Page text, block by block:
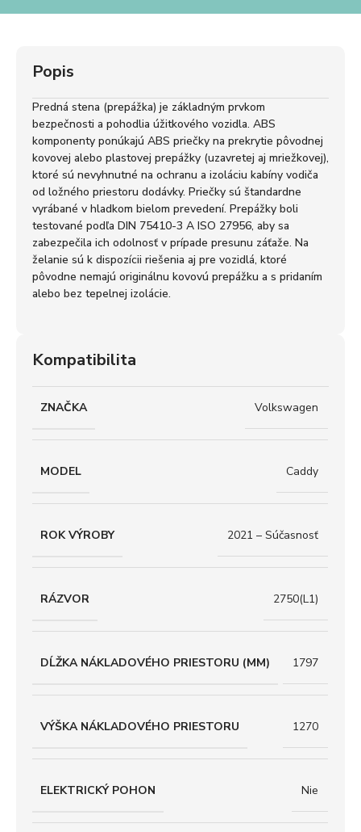
Popis
Predná stena (prepážka) je základným prvkom
bezpečnosti a pohodlia úžitkového vozidla. ABS
komponenty ponúkajú ABS priečky na prekrytie pôvodnej
kovovej alebo plastovej prepážky (uzavretej aj mriežkovej),
ktoré sú nevyhnutné na ochranu a izoláciu kabíny vodiča
od ložného priestoru dodávky. Priečky sú štandardne
vyrábané v hladkom bielom prevedení. Prepážky boli
testované podľa DIN 75410-3 A ISO 27956, aby sa
zabezpečila ich odolnosť v prípade presunu záťaže. Na
želanie sú k dispozícii riešenia aj pre vozidlá, ktoré
pôvodne nemajú originálnu kovovú prepážku a s pridaním
alebo bez tepelnej izolácie.
Kompatibilita
ZNAČKA Volkswagen
MODEL Caddy
ROK VÝROBY 2021 – Súčasnosť
RÁZVOR 2750(L1)
DĹŽKA NÁKLADOVÉHO PRIESTORU (MM) 1797
VÝŠKA NÁKLADOVÉHO PRIESTORU 1270
ELEKTRICKÝ POHON Nie